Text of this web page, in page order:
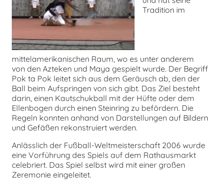
Tradition im
mittelamerikanischen Raum, wo es unter anderem
von den Azteken und Maya gespielt wurde. Der Begriff
Pok ta Pok leitet sich aus dem Geräusch ab, den der
Ball beim Aufspringen von sich gibt. Das Ziel besteht
darin, einen Kautschukball mit der Hüfte oder dem
Ellenbogen durch einen Steinring zu befördern. Die
Regeln konnten anhand von Darstellungen auf Bildern
und Gefäßen rekonstruiert werden.
Anlässlich der Fußball-Weltmeisterschaft 2006 wurde
eine Vorführung des Spiels auf dem Rathausmarkt
celebriert. Das Spiel selbst wird mit einer großen
Zeremonie eingeleitet.